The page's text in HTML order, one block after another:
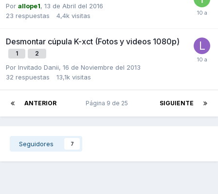
Por allope1, 13 de Abril del 2016
23 respuestas 4,4k visitas
Desmontar cúpula K-xct (Fotos y videos 1080p)
1 2
Por Invitado Danii, 16 de Noviembre del 2013
32 respuestas 13,1k visitas
ANTERIOR SIGUIENTE
Página 9 de 25
Seguidores 7